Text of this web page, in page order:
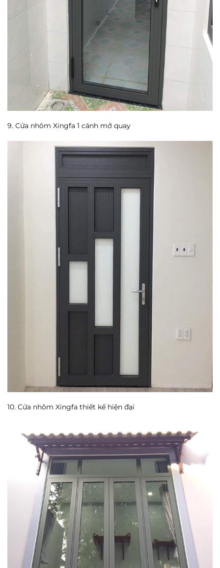
9. Cửa nhôm Xingfa 1 cánh mở quay
10. Cửa nhôm Xingfa thiết kế hiện đại